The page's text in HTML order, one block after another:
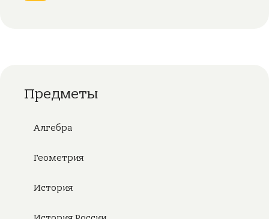
Предметы
Алгебра
Геометрия
История